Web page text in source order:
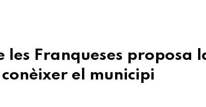
les Franqueses proposa
el municipi